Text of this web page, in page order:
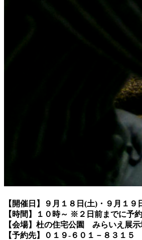
【開催日】９月１８日(土)・９月１９
【時間】１０時～ ※２日前までに予
【会場】杜の住宅公園 みらいえ展示
【予約先】０１９-６０１－８３１５